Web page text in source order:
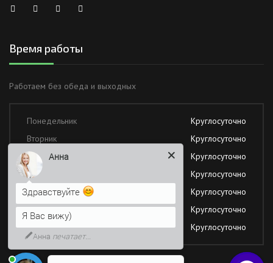
Время работы
Работаем без обеда и выходных
Понедельник
Круглосуточно
Вторник
Круглосуточно
Среда
Круглосуточно
Четверг
Круглосуточно
Пятница
Круглосуточно
Суббота
Круглосуточно
Воскресение
Круглосуточно
Анна
Здравствуйте
Я Вас вижу)
Анна печатает...